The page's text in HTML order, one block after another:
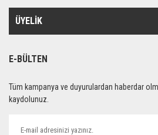
ÜYELİK
E-BÜLTEN
Tüm kampanya ve duyurulardan haberdar
kaydolunuz.